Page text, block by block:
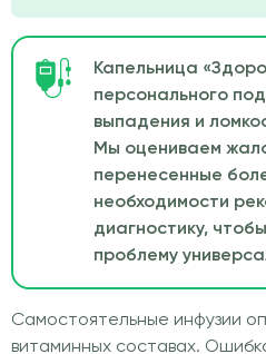
Капельница
персонального
выпадения и
Мы оцениваем
перенесенные
необходимости
диагностику,
проблему
Самостоятельные инфузии
витаминных составах.